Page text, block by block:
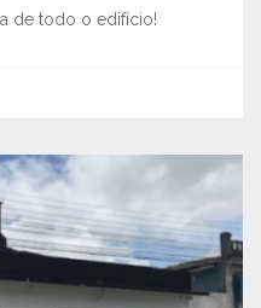
de todo o edifício!